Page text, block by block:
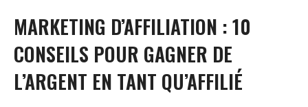
MARKETING D’AFFILIATION : 10
CONSEILS POUR GAGNER DE
L’ARGENT EN TANT QU’AFFILIÉ